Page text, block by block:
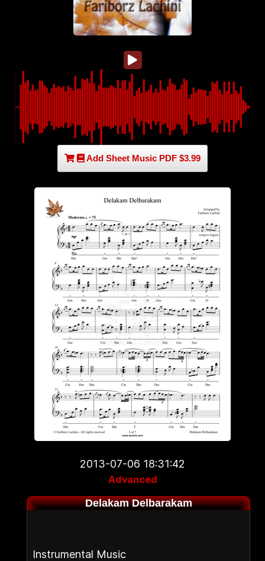
Add Sheet Music PDF $3.99
2013-07-06 18:31:42
Advanced
Delakam Delbarakam
Instrumental Music